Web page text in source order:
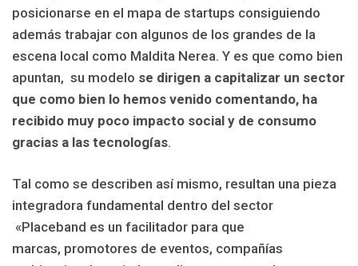
posicionarse en el mapa de startups consiguiendo
además trabajar con algunos de los grandes de la
escena local como Maldita Nerea. Y es que como bien
apuntan, su modelo se dirigen a capitalizar un sector
que como bien lo hemos venido comentando, ha
recibido muy poco impacto social y de consumo
gracias a las tecnologías.
Tal como se describen así mismo, resultan una pieza
integradora fundamental dentro del sector
«Placeband es un facilitador para que
marcas, promotores de eventos, compañías